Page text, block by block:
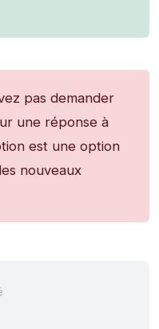
pas demander
une réponse à
est une option
nouveaux